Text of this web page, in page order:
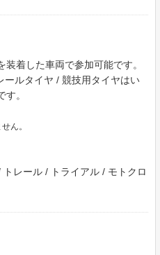
着した車両で参加可能です。
ルタイヤ / 競技用タイヤはい
。
ん。
レール / トライアル / モトクロ